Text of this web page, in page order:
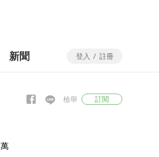
新聞 登入 / 註冊
檢舉 訂閱
萬